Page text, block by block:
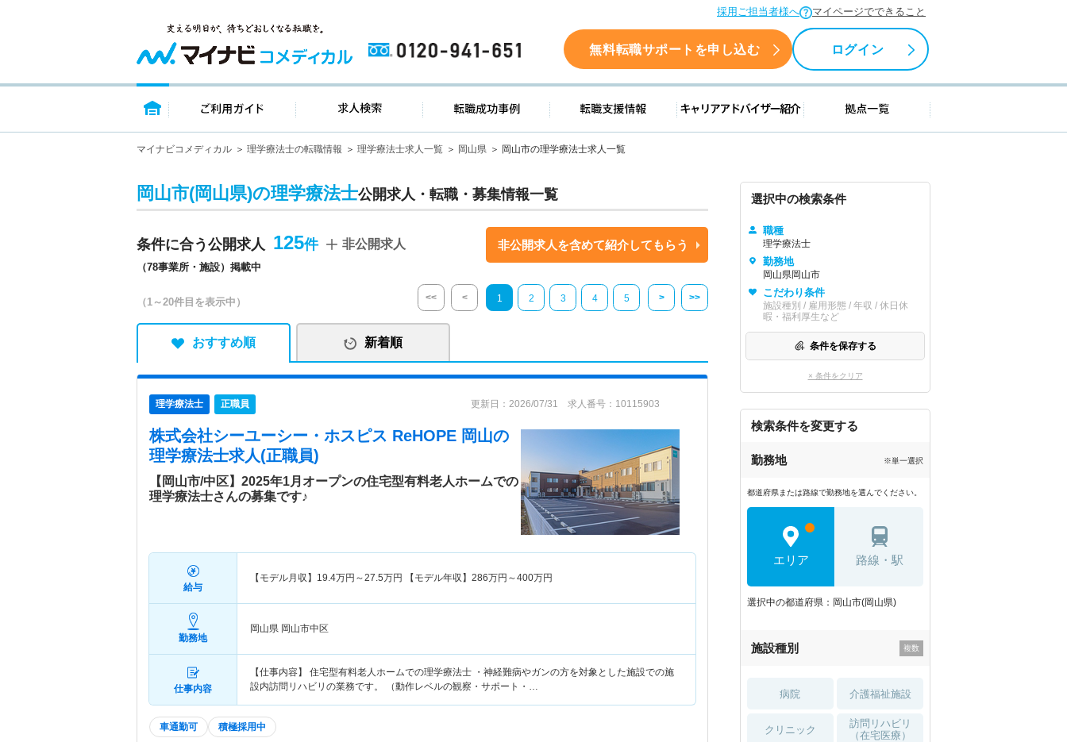
採用ご担当者様へ マイページでできること
0120-941-651 無料転職サポートを申し込む ログイン
トップページ ご利用ガイド 求人検索 転職成功事例 転職支援情報 キャリアアドバイザー紹介 拠点一覧
マイナビコメディカル 理学療法士の転職情報 理学療法士求人一覧 岡山県 岡山市の理学療法士求人一覧
岡山市(岡山県)の理学療法士公開求人・転職・募集情報一覧
条件に合う公開求人 125
（78事業所・施設）掲載中
非公開求人 非公開求人を含めて紹介してもらう
（1～20件目を表示中） << < 1 2 3 4 5 > >>
おすすめ順 新着順
理学療法士 正職員 更新日：2026/07/31 求人番号：10115903
株式会社シーユーシー・ホスピス ReHOPE 岡山の
理学療法士求人(正職員)
【岡山市/中区】2025年1月オープンの住宅型有料老人ホームでの
理学療法士さんの募集です♪
給与
【モデル月収】 19.4万円～27.5万円 【モデル年収】 286万円～400万円
勤務地
岡山県 岡山市中区
仕事内容
【仕事内容】 住宅型有料老人ホームでの理学療法士 ・神経難病やガンの方を対象とした施設での施
設内訪問リハビリの業務です。 （動作レベルの観察・サポート・…
車通勤可 積極採用中
選択中の検索条件
職種
理学療法士
勤務地
岡山県岡山市
こだわり条件
施設種別 / 雇用形態 / 年収 / 休日休
暇・福利厚生など
条件を保存する
× 条件をクリア
検索条件を変更する
勤務地 ※単一選択
都道府県または路線で勤務地を選んでください。
エリア 路線・駅
選択中の都道府県：岡山市(岡山県)
施設種別
病院 介護福祉施設
クリニック
訪問リハビリ
（在宅医療）